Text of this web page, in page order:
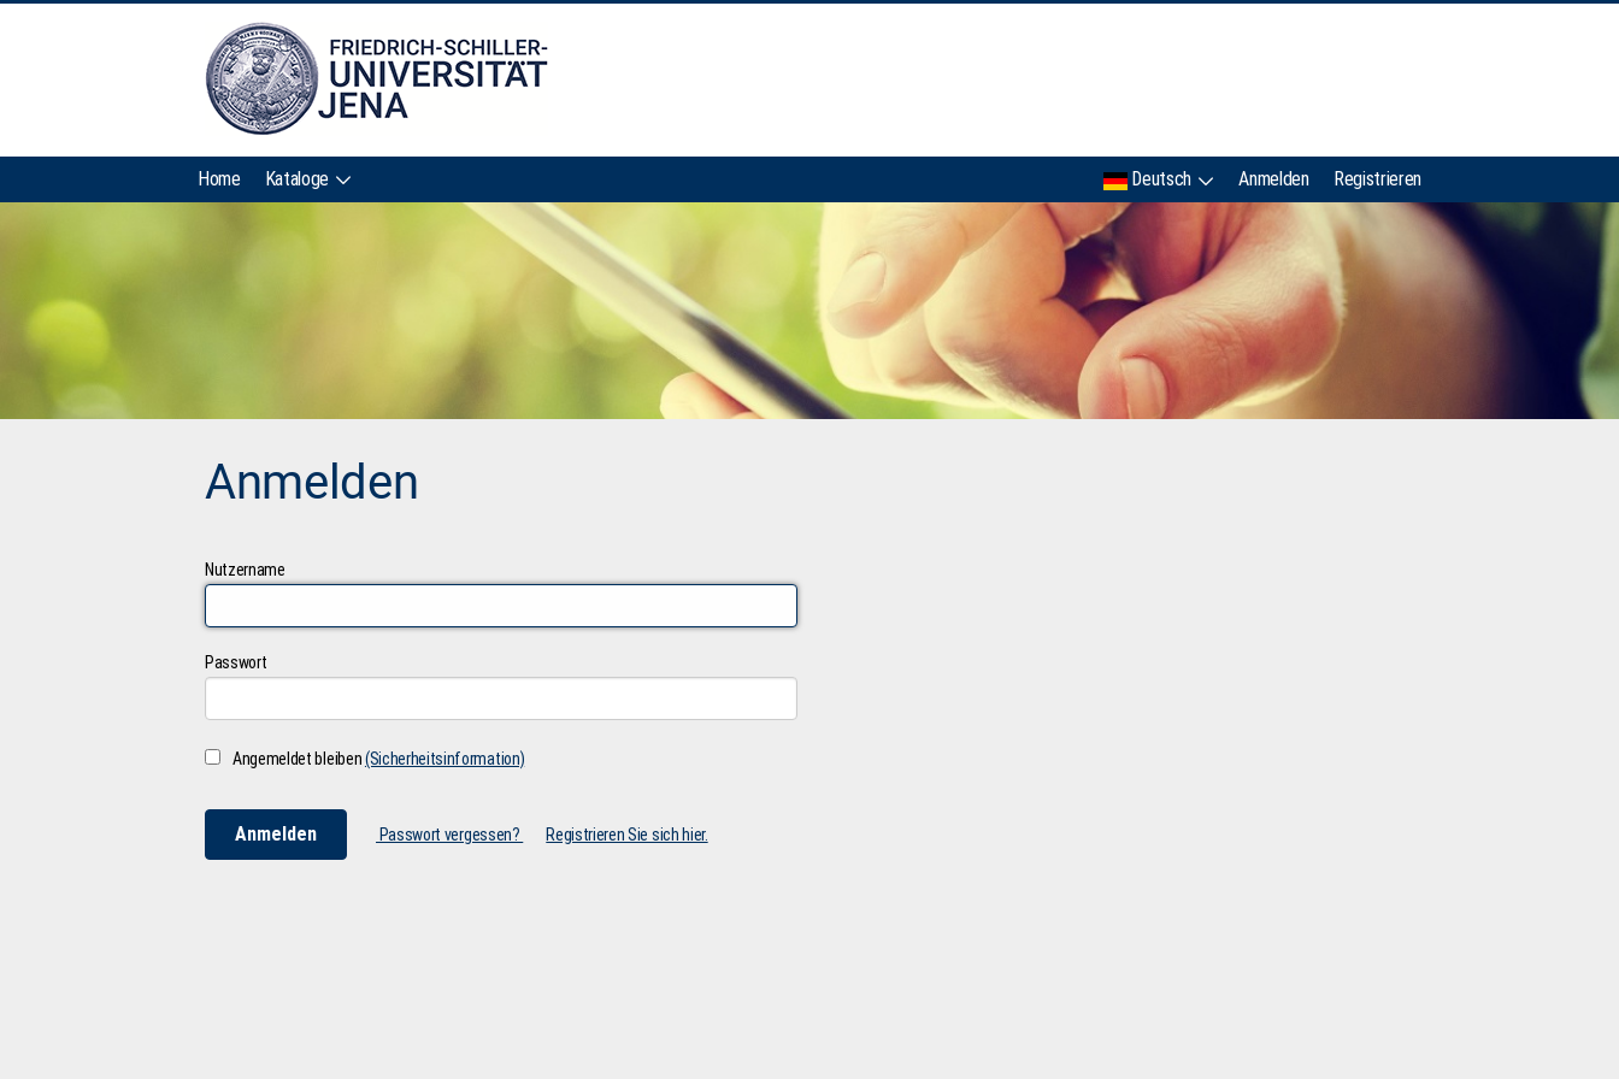
Home Kataloge Deutsch Anmelden Registrieren
Anmelden
Nutzername
Passwort
Angemeldet bleiben(Sicherheitsinformation)
Passwort vergessen? Registrieren Sie sich hier.